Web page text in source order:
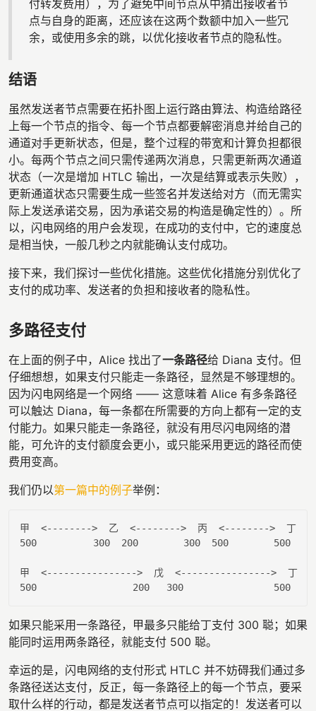
付转发费用），为了避免中间节点从中猜出接收者节
点与自身的距离，还应该在这两个数额中加入一些冗
余，或使用多余的跳，以优化接收者节点的隐私性。
结语
虽然发送者节点需要在拓扑图上运行路由算法、构造给路径
上每一个节点的指令、每一个节点都要解密消息并给自己的
通道对手更新状态，但是，整个过程的带宽和计算负担都很
小。每两个节点之间只需传递两次消息，只需更新两次通道
状态（一次是增加 HTLC 输出，一次是结算或表示失败），
更新通道状态只需要生成一些签名并发送给对方（而无需实
际上发送承诺交易，因为承诺交易的构造是确定性的）。所
以，闪电网络的用户会发现，在成功的支付中，它的速度总
是相当快，一般几秒之内就能确认支付成功。
接下来，我们探讨一些优化措施。这些优化措施分别优化了
支付的成功率、发送者的负担和接收者的隐私性。
多路径支付
在上面的例子中，Alice 找出了一条路径给 Diana 支付。但
仔细想想，如果支付只能走一条路径，显然是不够理想的。
因为闪电网络是一个网络 —— 这意味着 Alice 有多条路径
可以触达 Diana，每一条都在所需要的方向上都有一定的支
付能力。如果只能走一条路径，就没有用尽闪电网络的潜
能，可允许的支付额度会更小，或只能采用更远的路径而使
费用变高。
我们仍以第一篇中的例子举例：
甲 <-------->
  乙
<-------->
  丙
<-------->
  丁
500          300  200        300  500        500
甲 <---------------->
  戊
<---------------->
  丁
如果只能采用一条路径，甲最多只能给丁支付 300 聪；如果
能同时运用两条路径，就能支付 500 聪。
幸运的是，闪电网络的支付形式 HTLC 并不妨碍我们通过多
条路径送达支付，反正，每一条路径上的每一个节点，要采
取什么样的行动，都是发送者节点可以指定的！发送者可以